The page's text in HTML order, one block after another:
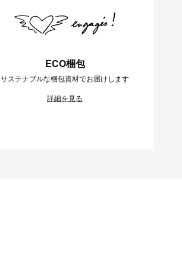
ECO梱包
サステナブルな梱包資材でお届けします
詳細を見る